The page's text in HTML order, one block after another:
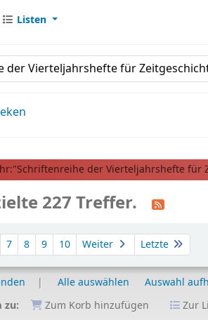
Listen
der Vierteljahrshefte für
227 Treffer.
7 8 9 10 Weiter Letzte
Alle auswählen
Auswahl
zu:
Zum Korb hinzufügen Zur